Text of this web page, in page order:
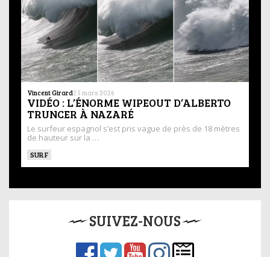
Vincent Girard | 5 mars 2026
VIDÉO : L’ÉNORME WIPEOUT D’ALBERTO
TRUNCER À NAZARÉ
Le surfeur espagnol s’est pris vague de près de 18 mètres
de hauteur sur la …
SURF
SUIVEZ-NOUS